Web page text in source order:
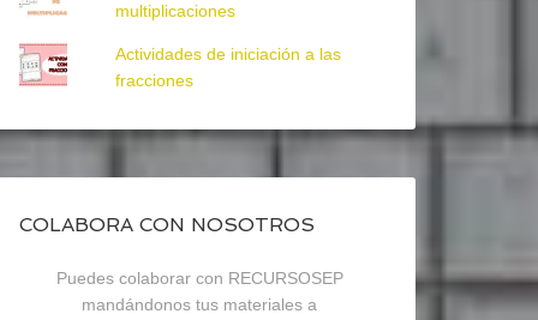
multiplicaciones
Actividades de iniciación a las
fracciones
COLABORA CON NOSOTROS
Puedes colaborar con RECURSOSEP
mandándonos tus materiales a